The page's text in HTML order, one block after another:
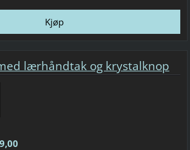
lærhåndtak og krystalknop